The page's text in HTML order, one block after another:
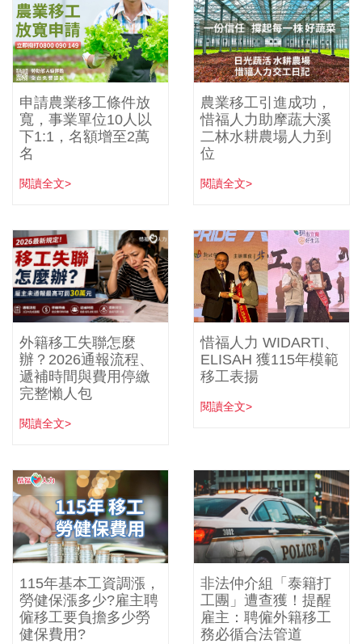
申請農業移工條件放
寬，事業單位10人以
下1:1，名額增至2萬
名
閱讀全文>
農業移工引進成功，
惜福人力助摩蔬大溪
二林水耕農場人力到
位
閱讀全文>
外籍移工失聯怎麼
辦？2026通報流程、
遞補時間與費用停繳
完整懶人包
閱讀全文>
惜福人力 WIDARTI、
ELISAH 獲115年模範
移工表揚
閱讀全文>
115年基本工資調漲，
勞健保漲多少?雇主聘
僱移工要負擔多少勞
健保費用?
非法仲介組「泰籍打
工團」遭查獲！提醒
雇主：聘僱外籍移工
務必循合法管道